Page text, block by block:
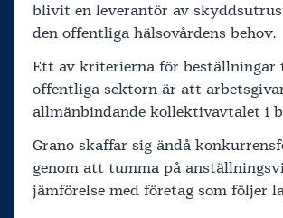
blivit en leverantör av
den offentliga hälsovårdens behov.
Ett av kriterierna för beställningar
offentliga sektorn är att
allmänbindande kollektivavtalet i
Grano skaffar sig ändå
genom att tumma på
jämförelse med företag som följer